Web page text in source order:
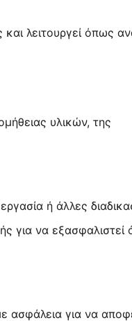
λειτουργεί όπως
υλικών, της
ή άλλες
για να εξασφαλιστεί
ασφάλεια για να